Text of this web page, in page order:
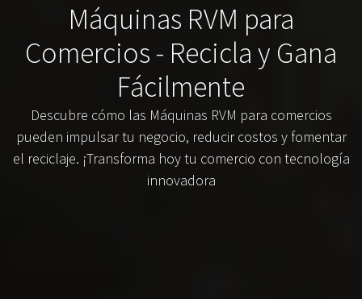
Máquinas RVM para
Comercios - Recicla y Gana
Fácilmente
Descubre cómo las Máquinas RVM para comercios
pueden impulsar tu negocio, reducir costos y fomentar
el reciclaje. ¡Transforma hoy tu comercio con tecnología
innovadora